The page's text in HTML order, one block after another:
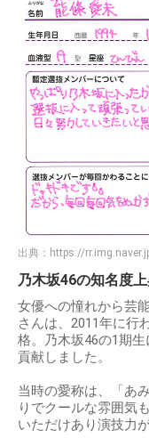
出典： https://
乃木坂46の知名度
女優への憧れから芸
さんは、2011年に行
格。乃木坂46の1期
貢献しました。
当時の愛称は、「あ
りでクールな雰囲気
いただけあり演技力